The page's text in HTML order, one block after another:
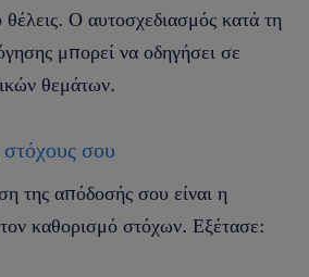
Ο αυτοσχεδιασμός κατά τη
μπορεί να οδηγήσει σε
θεμάτων.
σου
της απόδοσής σου είναι η
τον καθορισμό στόχων. Εξέτασε: